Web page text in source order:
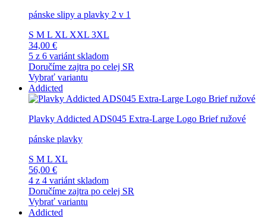
pánske slipy a plavky 2 v 1
S M L XL XXL 3XL
34,00 €
5 z 6 variánt skladom
Doručíme zajtra po celej SR
Vybrať variantu
Addicted
Plavky Addicted ADS045 Extra-Large Logo Brief ružové
pánske plavky
S M L XL
56,00 €
4 z 4 variánt skladom
Doručíme zajtra po celej SR
Vybrať variantu
Addicted